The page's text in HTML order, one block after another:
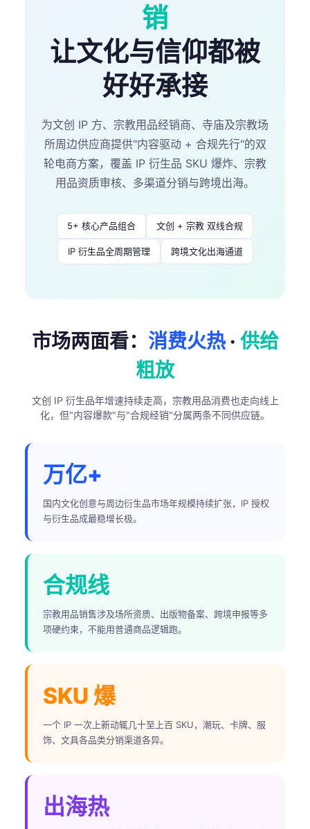
销
让文化与信仰都被
好好承接
为文创 IP 方、宗教用品经销商、寺庙及宗教场
所周边供应商提供"内容驱动 + 合规先行"的双
轮电商方案，覆盖 IP 衍生品 SKU 爆炸、宗教
用品资质审核、多渠道分销与跨境出海。
5+ 核心产品组合 文创 + 宗教 双线合规
IP 衍生品全周期管理 跨境文化出海通道
市场两面看： 消费火热· 供给
粗放
文创 IP 衍生品年增速持续走高，宗教用品消费也走向线上
化，但"内容爆款"与"合规经销"分属两条不同供应链。
万亿+
国内文化创意与周边衍生品市场年规模持续扩张，IP 授权
与衍生品成最稳增长极。
合规线
宗教用品销售涉及场所资质、出版物备案、跨境申报等多
项硬约束，不能用普通商品逻辑跑。
SKU 爆
一个 IP 一次上新动辄几十至上百 SKU，潮玩、卡牌、服
饰、文具各品类分销渠道各异。
出海热